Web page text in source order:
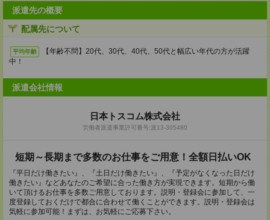
派遣先の概要
配属先について
平均年齢
【年齢不問】20代、30代、40代、50代と幅広い年代の方が活躍
中！
派遣会社情報
日本トスコム株式会社
労働者派遣事業許可番号:派13-305480
短期～長期まで多数のお仕事をご用意！全額日払いOK
『平日だけ働きたい』、『土日だけ働きたい』、『予定がなくなった日だけ
働きたい』などあなたのご希望に合った働き方が実現できます。短期から働
いて頂けるお仕事を多数ご用意しております。説明・登録会に参加して、一
度登録しておくだけで都合に合わせて働くことができます。説明・登録会は
気軽に参加可能！まずは、お気軽にご応募下さい。